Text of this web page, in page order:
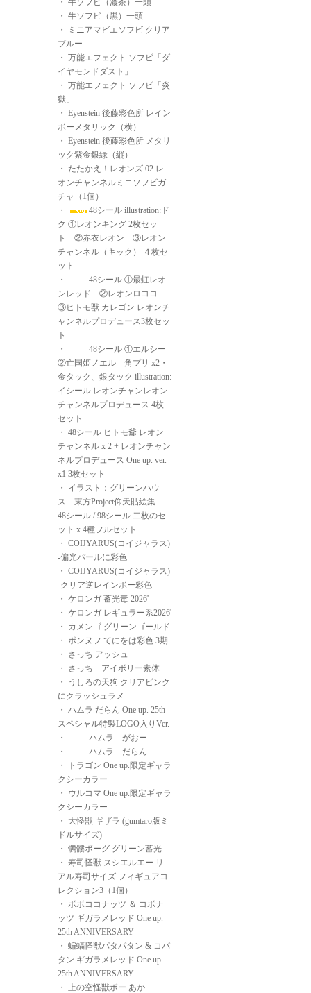
・ 牛ソフビ（濃茶）一頭
・ 牛ソフビ（黒）一頭
・
ミニアマビエソフビ クリア
ブルー
・ 万能エフェクト ソフビ「ダ
イヤモンドダスト」
・ 万能エフェクト ソフビ「炎
獄」
・ Eyenstein 後藤彩色所 レイン
ボーメタリック（横）
・ Eyenstein 後藤彩色所 メタリ
ック紫金銀緑（縦）
・ たたかえ！レオンズ 02 レ
オンチャンネルミニソフビガ
チャ（1個）
・
48シール illustration:ド
ク ①レオンキング 2枚セッ
ト ②赤衣レオン ③レオン
チャンネル（キック） ４枚セ
ット
・
48シール ①最虹レオ
ンレッド ②レオンロココ
③ヒトモ獣 カレゴン レオンチ
ャンネルプロデュース3枚セッ
ト
・
48シール ①エルシー
②亡国姫ノエル 角プリ x2・
金タック、銀タック illustration:
イシール レオンチャンレオン
チャンネルプロデュース 4枚
セット
・ 48シール ヒトモ爺 レオン
チャンネル x 2 + レオンチャン
ネルプロデュース One up. ver.
x1 3枚セット
・ イラスト：グリーンハウ
ス 東方Project仰天貼絵集
48シール / 98シール 二枚のセ
ット x 4種フルセット
・ COIJYARUS(コイジャラス)
-偏光パールに彩色
・ COIJYARUS(コイジャラス)
-クリア逆レインボー彩色
・ ケロンガ 蓄光毒 2026'
・ ケロンガ レギュラー系2026'
・ カメンゴ グリーンゴールド
・ ポンヌフ てにをは彩色 3期
・ さっち アッシュ
・ さっち アイボリー素体
・
うしろの天狗 クリアピンク
にクラッシュラメ
・ ハムラ だらん One up. 25th
スペシャル特製LOGO入りVer.
・
ハムラ がおー
・
ハムラ だらん
・
トラゴン One up.限定ギャラ
クシーカラー
・ ウルコマ One up.限定ギャラ
クシーカラー
・ 大怪獣 ギザラ (gumtaro版ミ
ドルサイズ)
・ 髑髏ボーグ グリーン蓄光
・ 寿司怪獣 スシエルエー リ
アル寿司サイズ フィギュアコ
レクション3（1個）
・ ボボココナッツ ＆ コボナ
ッツ ギガラメレッド One up.
25th ANNIVERSARY
・ 蝙蝠怪獣パタパタン & コパ
タン ギガラメレッド One up.
25th ANNIVERSARY
・ 上の空怪獣ボー あか